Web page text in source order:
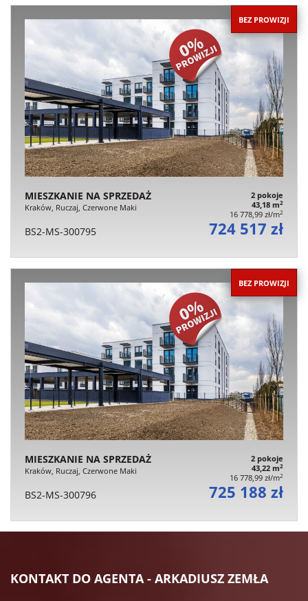
BEZ PROWIZJI
MIESZKANIE NA SPRZEDAŻ
Kraków, Ruczaj, Czerwone Maki
2 pokoje
43,18 m2
16 778,99 zł/m2
BS2-MS-300795 724 517 zł
BEZ PROWIZJI
MIESZKANIE NA SPRZEDAŻ
Kraków, Ruczaj, Czerwone Maki
2 pokoje
43,22 m2
16 778,99 zł/m2
BS2-MS-300796 725 188 zł
KONTAKT DO AGENTA - ARKADIUSZ ZEMŁA